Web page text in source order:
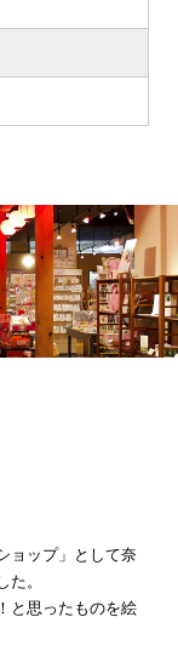
ョップ」として奈
。
と思ったものを絵